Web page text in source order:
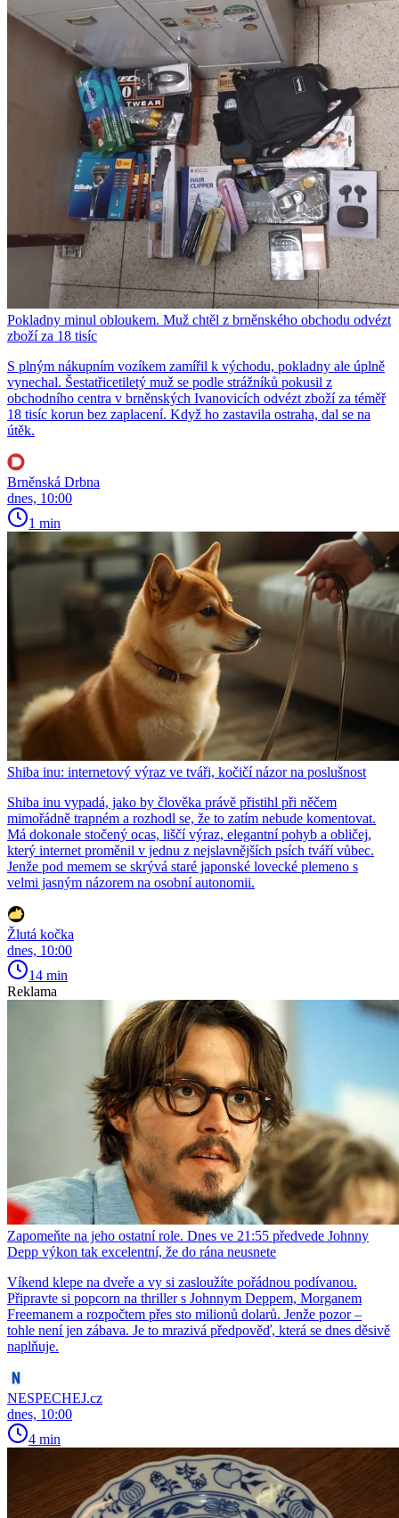
Pokladny minul obloukem. Muž chtěl z brněnského obchodu odvézt
zboží za 18 tisíc
S plným nákupním vozíkem zamířil k východu, pokladny ale úplně
vynechal. Šestatřicetiletý muž se podle strážníků pokusil z
obchodního centra v brněnských Ivanovicích odvézt zboží za téměř
18 tisíc korun bez zaplacení. Když ho zastavila ostraha, dal se na
útěk.
Brněnská Drbna
dnes, 10:00
1 min
Shiba inu: internetový výraz ve tváři, kočičí názor na poslušnost
Shiba inu vypadá, jako by člověka právě přistihl při něčem
mimořádně trapném a rozhodl se, že to zatím nebude komentovat.
Má dokonale stočený ocas, liščí výraz, elegantní pohyb a obličej,
který internet proměnil v jednu z nejslavnějších psích tváří vůbec.
Jenže pod memem se skrývá staré japonské lovecké plemeno s
velmi jasným názorem na osobní autonomii.
Žlutá kočka
dnes, 10:00
14 min
Reklama
Zapomeňte na jeho ostatní role. Dnes ve 21:55 předvede Johnny
Depp výkon tak excelentní, že do rána neusnete
Víkend klepe na dveře a vy si zasloužíte pořádnou podívanou.
Připravte si popcorn na thriller s Johnnym Deppem, Morganem
Freemanem a rozpočtem přes sto milionů dolarů. Jenže pozor –
tohle není jen zábava. Je to mrazivá předpověď, která se dnes děsivě
naplňuje.
NESPECHEJ.cz
dnes, 10:00
4 min